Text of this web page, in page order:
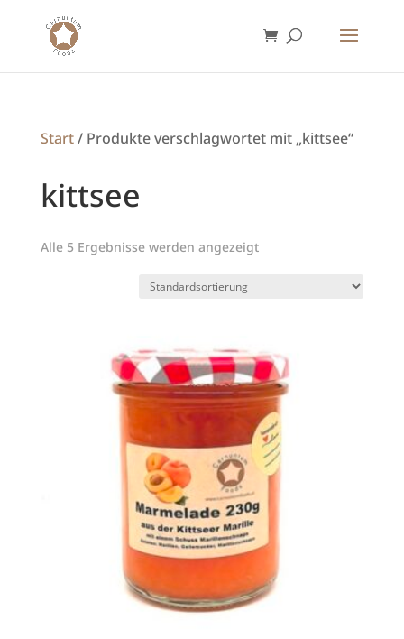
Start/ Produkte verschlagwortet mit „kittsee“
kittsee
Alle 5 Ergebnisse werden angezeigt